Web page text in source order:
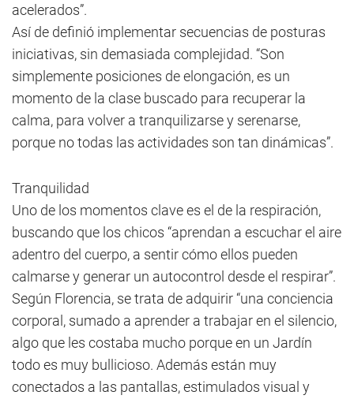
acelerados”.
Así de definió implementar secuencias de posturas
iniciativas, sin demasiada complejidad. “Son
simplemente posiciones de elongación, es un
momento de la clase buscado para recuperar la
calma, para volver a tranquilizarse y serenarse,
porque no todas las actividades son tan dinámicas”.
Tranquilidad
Uno de los momentos clave es el de la respiración,
buscando que los chicos “aprendan a escuchar el aire
adentro del cuerpo, a sentir cómo ellos pueden
calmarse y generar un autocontrol desde el respirar”.
Según Florencia, se trata de adquirir “una conciencia
corporal, sumado a aprender a trabajar en el silencio,
algo que les costaba mucho porque en un Jardín
todo es muy bullicioso. Además están muy
conectados a las pantallas, estimulados visual y